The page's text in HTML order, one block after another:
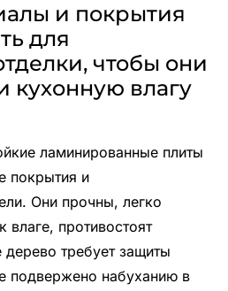
и покрытия
для
чтобы они
кухонную влагу
ламинированные плиты
и
Они прочны, легко
противостоят
требует защиты
подвержено набуханию в